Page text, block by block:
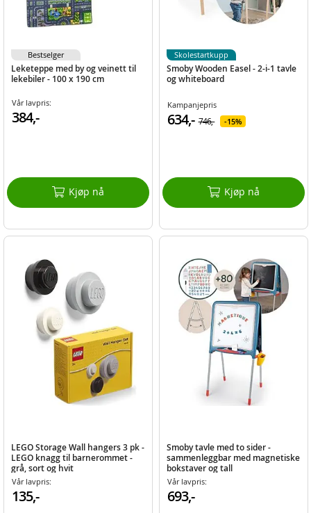
Leketeppe med by og veinett til
lekebiler - 100 x 190 cm
Vår lavpris:
384,-
Kjøp nå
Bestselger
Smoby Wooden Easel - 2-i-1 tavle
og whiteboard
Kampanjepris
634,- 746,- 15%
Kjøp nå
Skolestartkupp
LEGO Storage Wall hangers 3 pk -
LEGO knagg til barnerommet -
grå, sort og hvit
Vår lavpris:
135,-
Smoby tavle med to sider -
sammenleggbar med magnetiske
bokstaver og tall
Vår lavpris:
693,-